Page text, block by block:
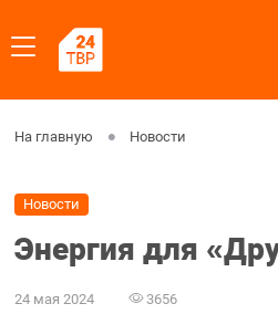
На главную Новости
Новости
Энергия для
24 мая 2024 3656